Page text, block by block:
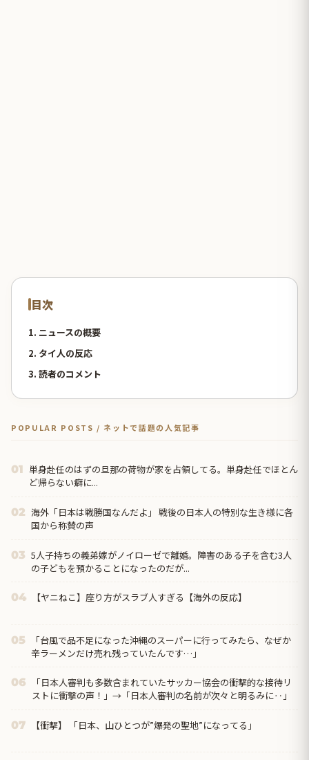
目次
1. ニュースの概要
2. タイ人の反応
3. 読者のコメント
POPULAR POSTS / ネットで話題の人気記事
01 単身赴任のはずの旦那の荷物が家を占領してる。単身赴任でほとん
ど帰らない癖に...
02 海外「日本は戦勝国なんだよ」 戦後の日本人の特別な生き様に各
国から称賛の声
03 5人子持ちの義弟嫁がノイローゼで離婚。障害のある子を含む3人
の子どもを預かることになったのだが...
04 【ヤニねこ】座り方がスラブ人すぎる【海外の反応】
05
「台風で品不足になった沖縄のスーパーに行ってみたら、なぜか
辛ラーメンだけ売れ残っていたんです…」
06
「日本人審判も多数含まれていたサッカー協会の衝撃的な接待リ
ストに衝撃の声！」→「日本人審判の名前が次々と明るみに‥」
07 【衝撃】 「日本、山ひとつが”爆発の聖地”になってる」